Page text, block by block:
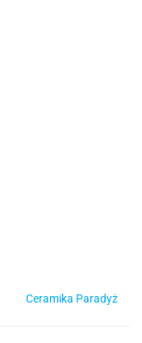
Ceramika Paradyż